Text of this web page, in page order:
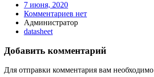
7 июня, 2020
Комментариев нет
Администратор
datasheet
Добавить комментарий
Для отправки комментария вам необходимо